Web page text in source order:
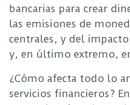
bancarias para crear
las emisiones de
centrales, y del
y, en último extremo,
¿Cómo afecta todo lo
servicios financieros?